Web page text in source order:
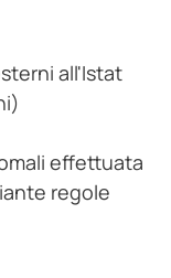
all'Istat
effettuata
regole